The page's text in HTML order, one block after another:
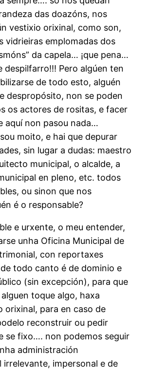
das doazóns, nos
vestixio orixinal, como son,
vidrieiras emplomadas dos
da capela… ¡que pena…
despilfarro!!! Pero algúen ten
de todo esto, alguén
despropósito, non se poden
os actores de rositas, e facer
aquí non pasou nada…
moito, e hai que depurar
sin lugar a dudas: maestro
municipal, o alcalde, a
en pleno, etc. todos
ou sinon que nos
é o responsable?
e urxente, o meu entender,
unha Oficina Municipal de
con reportaxes
todo canto é de dominio e
(sin excepción), para que
toque algo, haxa
orixinal, para en caso de
reconstruir ou pedir
se fixo…. non podemos seguir
administración
irrelevante, impersonal e de